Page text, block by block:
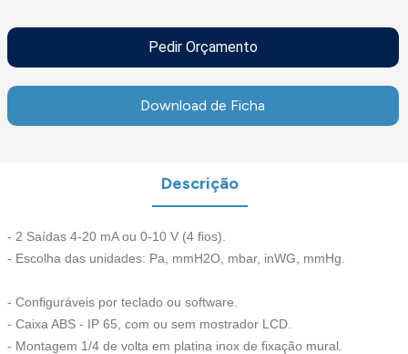
Pedir Orçamento
Download de Ficha
Descrição
- 2 Saídas 4-20 mA ou 0-10 V (4 fios).
- Escolha das unidades: Pa, mmH2O, mbar, inWG, mmHg.
- Configuráveis por teclado ou software.
- Caixa ABS - IP 65, com ou sem mostrador LCD.
- Montagem 1/4 de volta em platina inox de fixação mural.